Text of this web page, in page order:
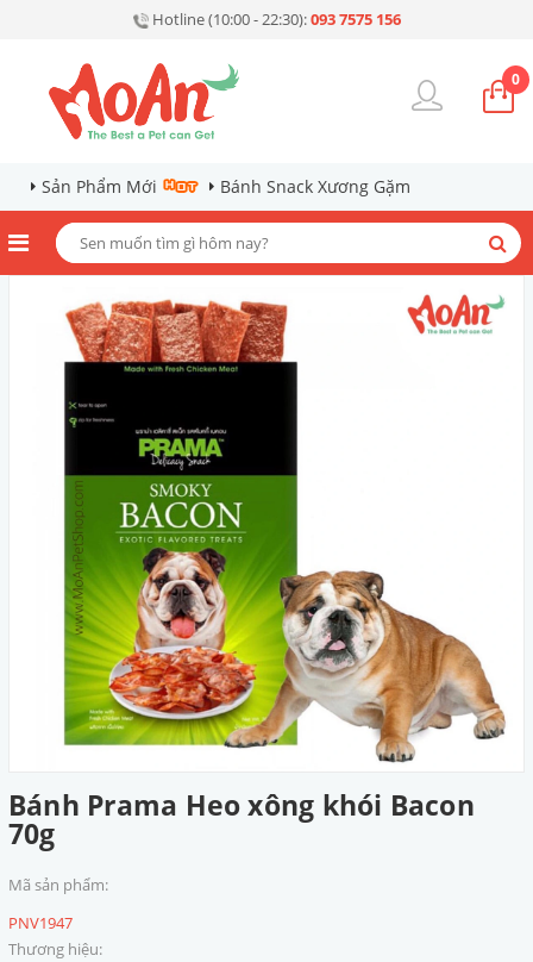
Hotline (10:00 - 22:30):093 7575 156
0
Sản Phẩm Mới Bánh Snack Xương Gặm
Bánh Prama Heo xông khói Bacon
70g
Mã sản phẩm:
PNV1947
Thương hiệu: